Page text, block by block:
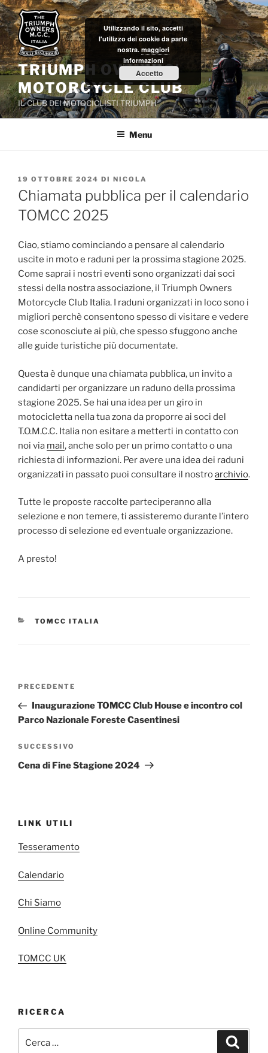
Salta
al
contenuto
TRIUMPH OWNERS'
MOTORCYCLE CLUB
IL CLUB DEI MOTOCICLISTI TRIUMPH
Menu
PUBBLICATO
IL
19 OTTOBRE 2024 DI NICOLA
Chiamata pubblica per il calendario
TOMCC 2025
Ciao, stiamo cominciando a pensare al calendario
uscite in moto e raduni per la prossima stagione 2025.
Come saprai i nostri eventi sono organizzati dai soci
stessi della nostra associazione, il Triumph Owners
Motorcycle Club Italia. I raduni organizzati in loco sono i
migliori perchè consentono spesso di visitare e vedere
cose sconosciute ai più, che spesso sfuggono anche
alle guide turistiche più documentate.
Questa è dunque una chiamata pubblica, un invito a
candidarti per organizzare un raduno della prossima
stagione 2025. Se hai una idea per un giro in
motocicletta nella tua zona da proporre ai soci del
T.O.M.C.C. Italia non esitare a metterti in contatto con
noi via mail, anche solo per un primo contatto o una
richiesta di informazioni. Per avere una idea dei raduni
organizzati in passato puoi consultare il nostroarchivio.
Tutte le proposte raccolte parteciperanno alla
selezione e non temere, ti assisteremo durante l’intero
processo di selezione ed eventuale organizzazione.
A presto!
CATEGORIE
TOMCC ITALIA
Navigazione
Articolo
precedente:
PRECEDENTE
Inaugurazione TOMCC Club House e incontro col
Parco Nazionale Foreste Casentinesi
Articolo
successivo
SUCCESSIVO
Cena di Fine Stagione 2024
LINK UTILI
Tesseramento
Calendario
Chi Siamo
Online Community
TOMCC UK
RICERCA
Utilizzando il sito, accetti
l'utilizzo dei cookie da parte
nostra. maggiori
informazioni
Accetto